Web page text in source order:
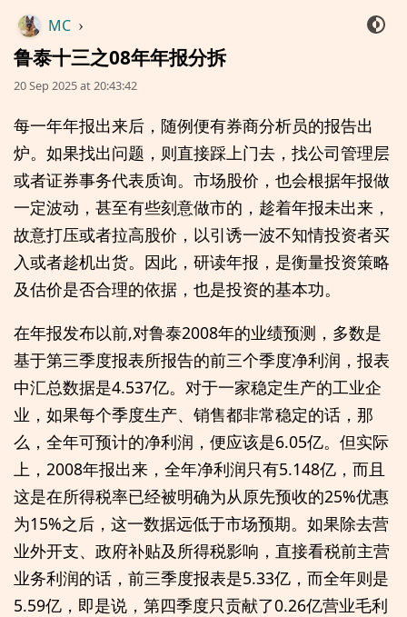
MC ›
鲁泰十三之08年年报分拆
20 Sep 2025 at 20:43:42
每一年年报出来后，随例便有券商分析员的报告出
炉。如果找出问题，则直接踩上门去，找公司管理层
或者证券事务代表质询。市场股价，也会根据年报做
一定波动，甚至有些刻意做市的，趁着年报未出来，
故意打压或者拉高股价，以引诱一波不知情投资者买
入或者趁机出货。因此，研读年报，是衡量投资策略
及估价是否合理的依据，也是投资的基本功。
在年报发布以前,对鲁泰2008年的业绩预测，多数是
基于第三季度报表所报告的前三个季度净利润，报表
中汇总数据是4.537亿。对于一家稳定生产的工业企
业，如果每个季度生产、销售都非常稳定的话，那
么，全年可预计的净利润，便应该是6.05亿。但实际
上，2008年报出来，全年净利润只有5.148亿，而且
这是在所得税率已经被明确为从原先预收的25%优惠
为15%之后，这一数据远低于市场预期。如果除去营
业外开支、政府补贴及所得税影响，直接看税前主营
业务利润的话，前三季度报表是5.33亿，而全年则是
5.59亿，即是说，第四季度只贡献了0.26亿营业毛利